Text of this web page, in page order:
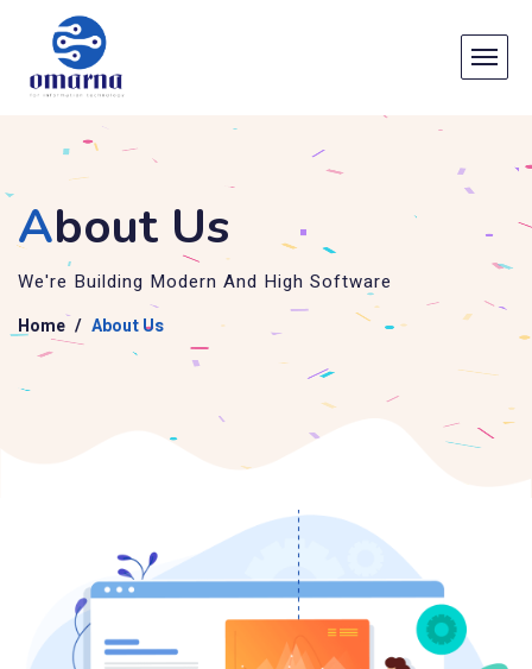
About Us
We're Building Modern And High Software
Home About Us